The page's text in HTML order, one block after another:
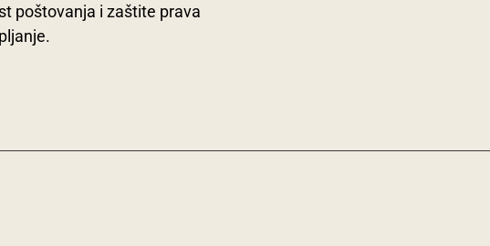
poštovanja i zaštite prava